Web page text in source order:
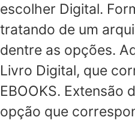
escolher Digital.
tratando de um
dentre as opções.
Livro Digital, que
EBOOKS. Extensão
opção que